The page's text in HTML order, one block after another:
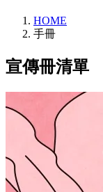
HOME
手冊
宣傳冊清單